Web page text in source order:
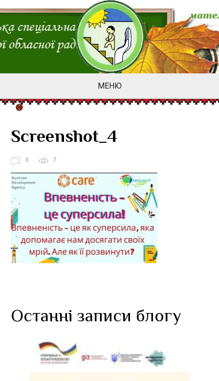
МЕНЮ
Screenshot_4
0 7
Останні записи блогу